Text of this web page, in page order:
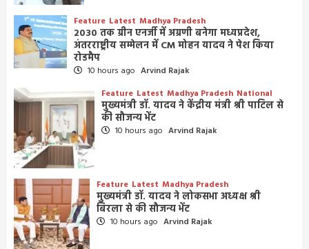
Feature Latest Madhya Pradesh
2030 तक ग्रीन एनर्जी में अग्रणी बनेगा मध्यप्रदेश,
अंतरराष्ट्रीय सम्मेलन में CM मोहन यादव ने पेश किया
रोडमैप
10 hours ago Arvind Rajak
Feature Latest Madhya Pradesh National
मुख्यमंत्री डॉ. यादव ने केंद्रीय मंत्री श्री पाटिल से
की सौजन्य भेंट
10 hours ago Arvind Rajak
Feature Latest Madhya Pradesh
मुख्यमंत्री डॉ. यादव ने लोकसभा अध्यक्ष श्री
बिरला से की सौजन्य भेंट
10 hours ago Arvind Rajak